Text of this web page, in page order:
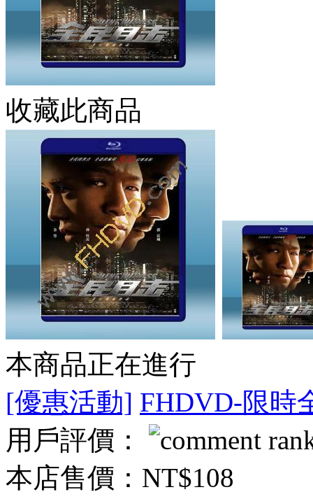
收藏此商品
本商品正在進行
[優惠活動] FHDVD-限時
用戶評價：
本店售價： NT$108